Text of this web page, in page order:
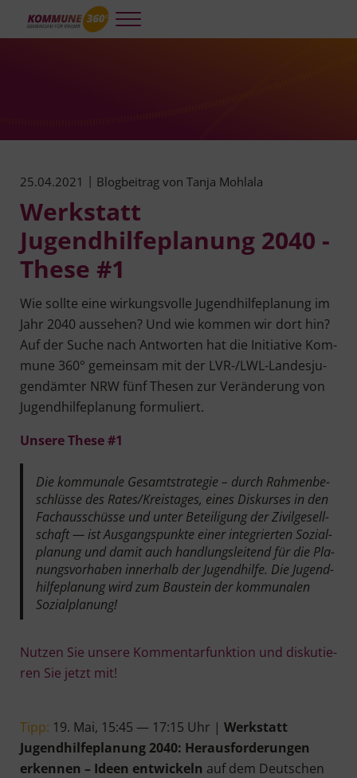
Skip to main content
Skip to header right navigation
Skip to site footer
Menu
25.04.2021 | Blogbeitrag von Tanja Mohlala
Werkstatt
Jugendhilfeplanung 2040 -
These #1
Wie soll­te eine wir­kungs­vol­le Jugend­hil­fe­pla­nung im
Jahr 2040 aus­se­hen? Und wie kom­men wir dort hin?
Auf der Suche nach Ant­wor­ten hat die Initia­ti­ve Kom­
mu­ne 360° gemein­sam mit der LVR-/LWL-Lan­des­ju­
gend­äm­ter NRW fünf The­sen zur Ver­än­de­rung von
Jugend­hil­fe­pla­nung formuliert.
Unse­re The­se #1
Die kom­mu­na­le Gesamt­stra­te­gie – durch Rah­men­be­
schlüs­se des Rates/Kreistages, eines Dis­kur­ses in den
Fach­aus­schüs­se und unter Betei­li­gung der Zivil­ge­sell­
schaft — ist Aus­gangs­punk­te einer inte­grier­ten Sozi­al­
pla­nung und damit auch hand­lungs­lei­tend für die Pla­
nungs­vor­ha­ben inner­halb der Jugend­hil­fe. Die Jugend­
hil­fe­pla­nung wird zum Bau­stein der kom­mu­na­len
Sozialplanung!
Nut­zen Sie unse­re Kom­men­tar­funk­ti­on und dis­ku­tie­
ren Sie jetzt mit!
Tipp: 19. Mai, 15:45 — 17:15 Uhr | Werk­statt
Jugend­hil­fe­pla­nung 2040: Her­aus­for­de­run­gen
erken­nen – Ideen ent­wi­ckeln auf dem Deut­schen